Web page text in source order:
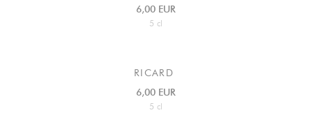
6,00 EUR
5 cl
RICARD
6,00 EUR
5 cl